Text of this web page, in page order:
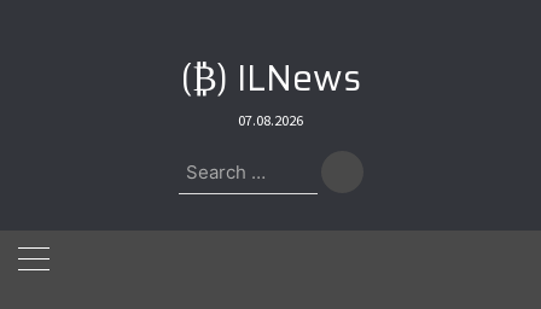
(₿) ILNews
07.08.2026
Search
for: